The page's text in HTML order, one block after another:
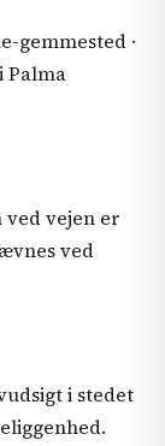
gemmested ·
Palma
vejen er
ved
i stedet